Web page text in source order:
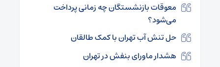
معوقات بازنشستگان چه زمانی پرداخت
می‌شود؟
حل تنش آب تهران با کمک طالقان
هشدار ماورای بنفش در تهران